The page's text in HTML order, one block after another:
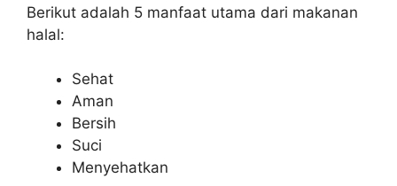
Berikut adalah 5 manfaat utama dari makanan
halal:
Sehat
Aman
Bersih
Suci
Menyehatkan